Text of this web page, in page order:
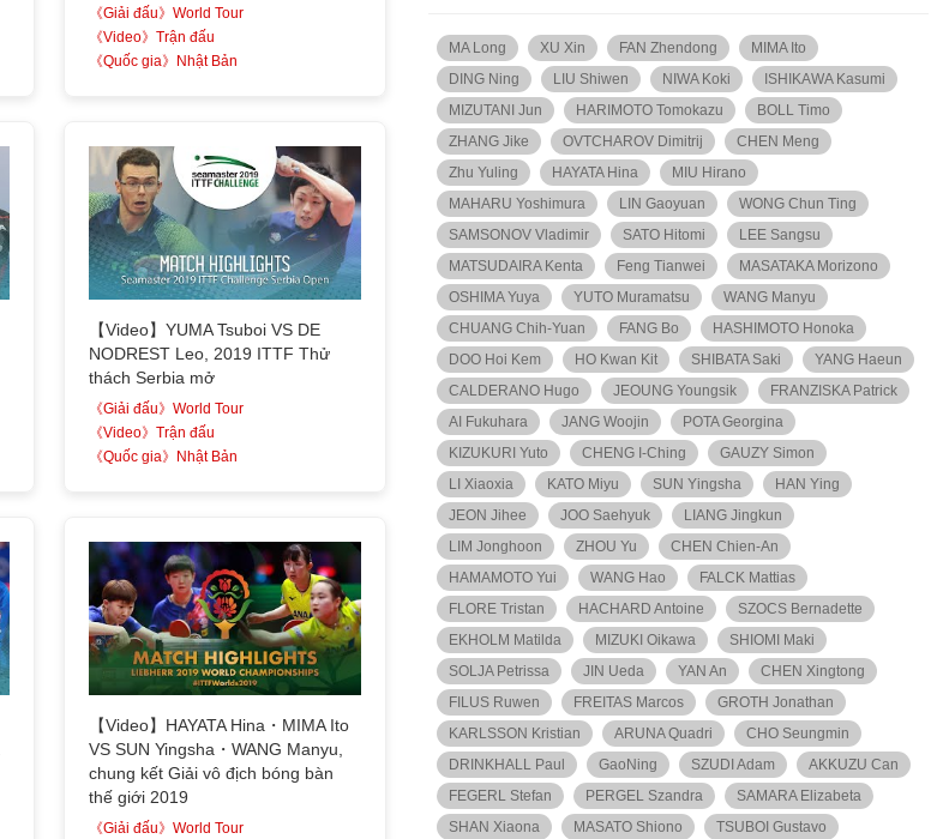
《Giải đấu》World Tour
《Video》Trận đấu
《Quốc gia》Nhật Bản
【Video】YUMA Tsuboi VS DE
NODREST Leo, 2019 ITTF Thử
thách Serbia mở
《Giải đấu》World Tour
《Video》Trận đấu
《Quốc gia》Nhật Bản
【Video】HAYATA Hina・MIMA Ito
VS SUN Yingsha・WANG Manyu,
chung kết Giải vô địch bóng bàn
thế giới 2019
《Giải đấu》World Tour
MA Long XU Xin FAN Zhendong
MIMA Ito
DING Ning
LIU Shiwen NIWA Koki
ISHIKAWA Kasumi
MIZUTANI Jun
HARIMOTO Tomokazu
BOLL Timo
ZHANG Jike
OVTCHAROV Dimitrij
CHEN Meng
Zhu Yuling
HAYATA Hina
MIU Hirano
MAHARU Yoshimura
LIN Gaoyuan
WONG Chun Ting
SAMSONOV Vladimir
SATO Hitomi
LEE Sangsu
MATSUDAIRA Kenta
Feng Tianwei
MASATAKA Morizono
OSHIMA Yuya
YUTO Muramatsu
WANG Manyu
CHUANG Chih-Yuan
FANG Bo
HASHIMOTO Honoka
DOO Hoi Kem
HO Kwan Kit SHIBATA Saki
YANG Haeun
CALDERANO Hugo
JEOUNG Youngsik
FRANZISKA Patrick
AI Fukuhara
JANG Woojin
POTA Georgina
KIZUKURI Yuto
CHENG I-Ching
GAUZY Simon
LI Xiaoxia
KATO Miyu SUN Yingsha
HAN Ying
JEON Jihee
JOO Saehyuk
LIANG Jingkun
LIM Jonghoon
ZHOU Yu
CHEN Chien-An
HAMAMOTO Yui
WANG Hao
FALCK Mattias
FLORE Tristan
HACHARD Antoine
SZOCS Bernadette
EKHOLM Matilda
MIZUKI Oikawa
SHIOMI Maki
SOLJA Petrissa
JIN Ueda YAN An
CHEN Xingtong
FILUS Ruwen
FREITAS Marcos
GROTH Jonathan
KARLSSON Kristian
ARUNA Quadri
CHO Seungmin
DRINKHALL Paul
GaoNing SZUDI Adam
AKKUZU Can
FEGERL Stefan
PERGEL Szandra
SAMARA Elizabeta
SHAN Xiaona
MASATO Shiono
TSUBOI Gustavo